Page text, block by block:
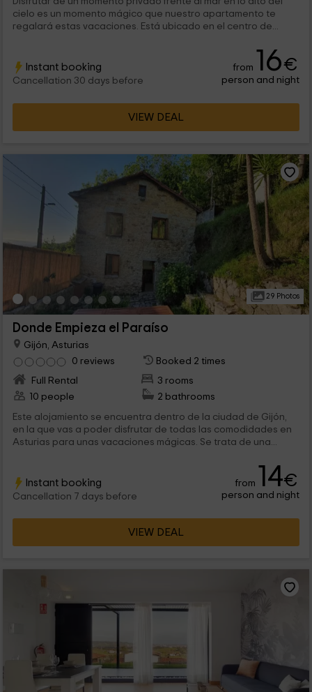
cielo es un momento mágico que nuestro apartamento te
regalará estas vacaciones. Está ubicado en el centro de...
Instant booking
Cancellation 30 days before
from 16€
person and night
VIEW DEAL
29 Photos
Donde Empieza el Paraíso
Gijón, Asturias
0 reviews
Booked 2 times
Full Rental
3 rooms
10 people
2 bathrooms
Este alojamiento se encuentra dentro de la ciudad de Gijón,
en la que vas a poder disfrutar de todas las comodidades en
Asturias para unas vacaciones mágicas. Se trata de una...
Instant booking
Cancellation 7 days before
from 14€
person and night
VIEW DEAL